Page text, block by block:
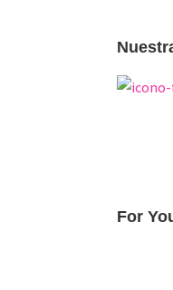
For